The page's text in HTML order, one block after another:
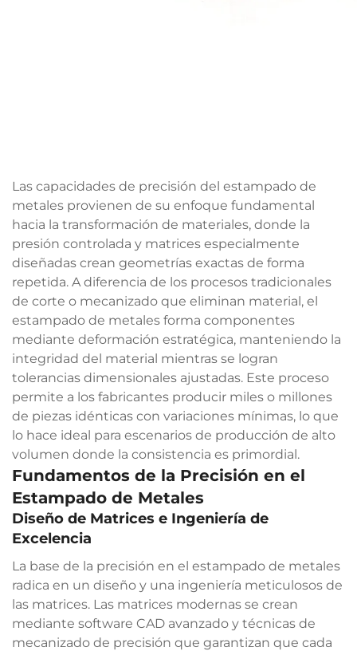
Las capacidades de precisión del estampado de
metales provienen de su enfoque fundamental
hacia la transformación de materiales, donde la
presión controlada y matrices especialmente
diseñadas crean geometrías exactas de forma
repetida. A diferencia de los procesos tradicionales
de corte o mecanizado que eliminan material, el
estampado de metales forma componentes
mediante deformación estratégica, manteniendo la
integridad del material mientras se logran
tolerancias dimensionales ajustadas. Este proceso
permite a los fabricantes producir miles o millones
de piezas idénticas con variaciones mínimas, lo que
lo hace ideal para escenarios de producción de alto
volumen donde la consistencia es primordial.
Fundamentos de la Precisión en el
Estampado de Metales
Diseño de Matrices e Ingeniería de
Excelencia
La base de la precisión en el estampado de metales
radica en un diseño y una ingeniería meticulosos de
las matrices. Las matrices modernas se crean
mediante software CAD avanzado y técnicas de
mecanizado de precisión que garantizan que cada